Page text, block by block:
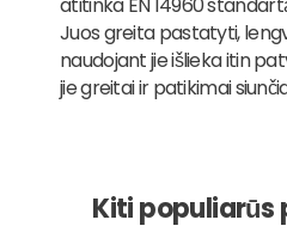
atitinka EN 14960
Juos greita pastatyti,
naudojant jie išlieka itin
jie greitai ir patikimai
Kiti populiarūs